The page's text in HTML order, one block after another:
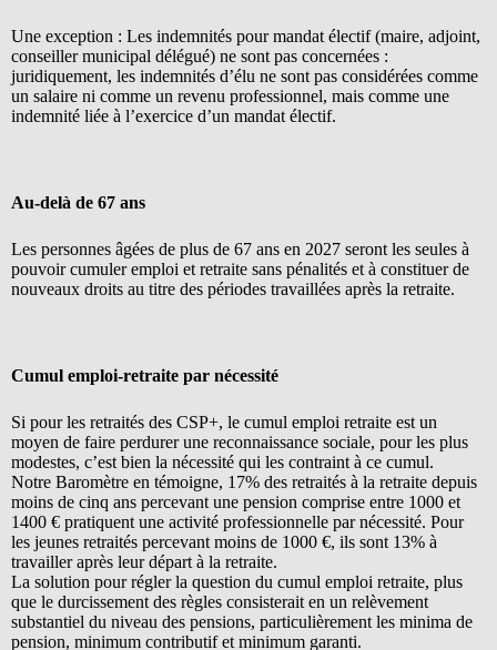
Une exception : Les indemnités pour mandat électif (maire, adjoint,
conseiller municipal délégué) ne sont pas concernées :
juridiquement, les indemnités d’élu ne sont pas considérées comme
un salaire ni comme un revenu professionnel, mais comme une
indemnité liée à l’exercice d’un mandat électif.
Au-delà de 67 ans
Les personnes âgées de plus de 67 ans en 2027 seront les seules à
pouvoir cumuler emploi et retraite sans pénalités et à constituer de
nouveaux droits au titre des périodes travaillées après la retraite.
Cumul emploi-retraite par nécessité
Si pour les retraités des CSP+, le cumul emploi retraite est un
moyen de faire perdurer une reconnaissance sociale, pour les plus
modestes, c’est bien la nécessité qui les contraint à ce cumul.
Notre Baromètre en témoigne, 17% des retraités à la retraite depuis
moins de cinq ans percevant une pension comprise entre 1000 et
1400 € pratiquent une activité professionnelle par nécessité. Pour
les jeunes retraités percevant moins de 1000 €, ils sont 13% à
travailler après leur départ à la retraite.
La solution pour régler la question du cumul emploi retraite, plus
que le durcissement des règles consisterait en un relèvement
substantiel du niveau des pensions, particulièrement les minima de
pension, minimum contributif et minimum garanti.